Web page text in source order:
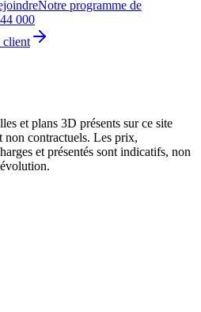
Notre programme de
000
client
et plans 3D présents sur ce site
non contractuels. Les prix,
et présentés sont indicatifs, non